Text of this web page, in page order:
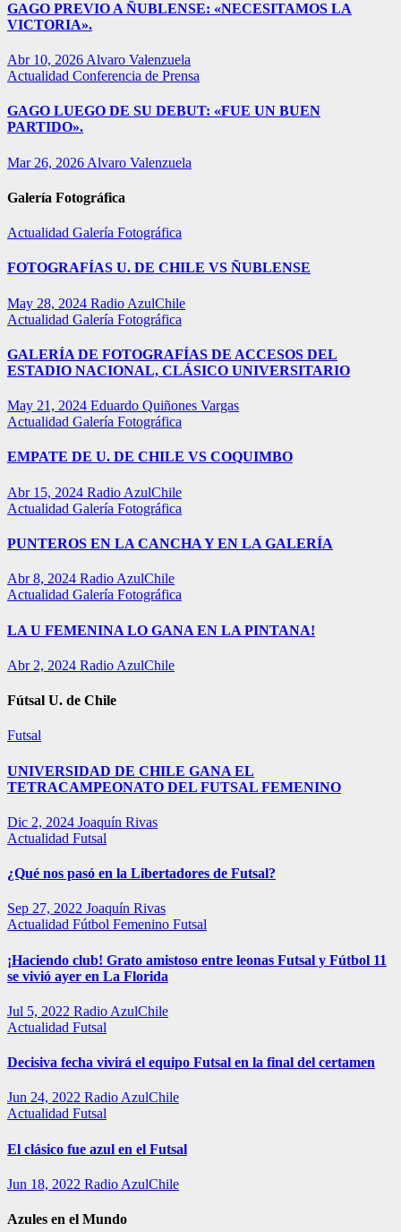
GAGO PREVIO A ÑUBLENSE: «NECESITAMOS LA
VICTORIA».
Abr 10, 2026 Alvaro Valenzuela
Actualidad Conferencia de Prensa
GAGO LUEGO DE SU DEBUT: «FUE UN BUEN
PARTIDO».
Mar 26, 2026 Alvaro Valenzuela
Galería Fotográfica
Actualidad Galería Fotográfica
FOTOGRAFÍAS U. DE CHILE VS ÑUBLENSE
May 28, 2024 Radio AzulChile
Actualidad Galería Fotográfica
GALERÍA DE FOTOGRAFÍAS DE ACCESOS DEL
ESTADIO NACIONAL, CLÁSICO UNIVERSITARIO
May 21, 2024 Eduardo Quiñones Vargas
Actualidad Galería Fotográfica
EMPATE DE U. DE CHILE VS COQUIMBO
Abr 15, 2024 Radio AzulChile
Actualidad Galería Fotográfica
PUNTEROS EN LA CANCHA Y EN LA GALERÍA
Abr 8, 2024 Radio AzulChile
Actualidad Galería Fotográfica
LA U FEMENINA LO GANA EN LA PINTANA!
Abr 2, 2024 Radio AzulChile
Fútsal U. de Chile
Futsal
UNIVERSIDAD DE CHILE GANA EL
TETRACAMPEONATO DEL FUTSAL FEMENINO
Dic 2, 2024 Joaquín Rivas
Actualidad Futsal
¿Qué nos pasó en la Libertadores de Futsal?
Sep 27, 2022 Joaquín Rivas
Actualidad Fútbol Femenino Futsal
¡Haciendo club! Grato amistoso entre leonas Futsal y Fútbol 11
se vivió ayer en La Florida
Jul 5, 2022 Radio AzulChile
Actualidad Futsal
Decisiva fecha vivirá el equipo Futsal en la final del certamen
Jun 24, 2022 Radio AzulChile
Actualidad Futsal
El clásico fue azul en el Futsal
Jun 18, 2022 Radio AzulChile
Azules en el Mundo